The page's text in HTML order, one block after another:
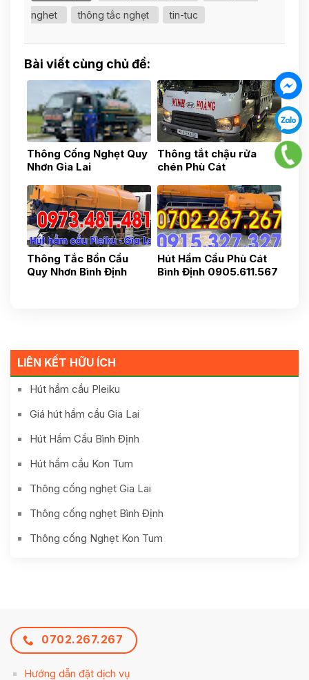
LIÊN KẾT HỮU ÍCH
Hút hầm cầu Pleiku
Giá hút hầm cầu Gia Lai
Hút Hầm Cầu Bình Định
Hút hầm cầu Kon Tum
Thông cống nghẹt Gia Lai
Thông cống nghẹt Bình Định
Thông cống Nghẹt Kon Tum
nghet
thông tắc nghẹt tin-tuc
Bài viết cùng chủ đề:
Thông Cống Nghẹt Quy
Nhơn Gia Lai
Thông tắt chậu rửa
chén Phù Cát
Thông Tắc Bồn Cầu
Quy Nhơn Bình Định
Hút Hầm Cầu Phù Cát
Bình Định 0905.611.567
0702.267.267
Hướng dẫn đặt dịch vụ